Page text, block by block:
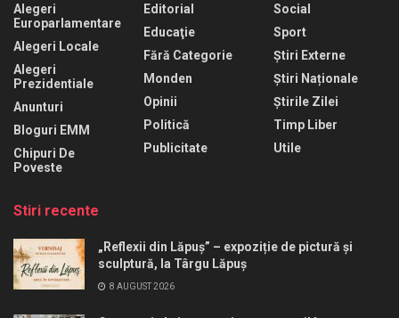
Alegeri
Europarlamentare
Alegeri Locale
Alegeri
Prezidentiale
Anunturi
Bloguri EMM
Chipuri De
Poveste
Editorial
Educaţie
Fără Categorie
Monden
Opinii
Politică
Publicitate
Social
Sport
Știri Externe
Știri Naționale
Știrile Zilei
Timp Liber
Utile
Stiri recente
„Reflexii din Lăpuș” – expoziție de pictură și
sculptură, la Târgu Lăpuș
8 AUGUST 2026